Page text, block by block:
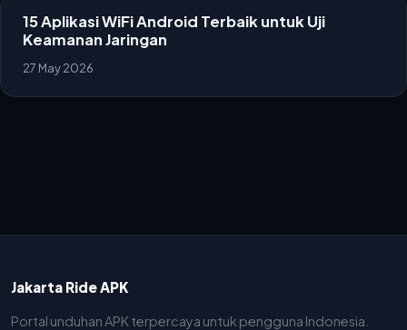
15 Aplikasi WiFi Android Terbaik untuk Uji
Keamanan Jaringan
27 May 2026
Jakarta Ride APK
Portal unduhan APK terpercaya untuk pengguna Indonesia.